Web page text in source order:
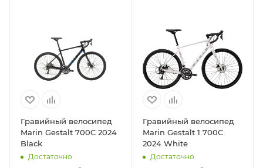
Гравийный велосипед
Marin Gestalt 700C 2024
Black
Достаточно
Гравийный велосипед
Marin Gestalt 1 700C
2024 White
Достаточно